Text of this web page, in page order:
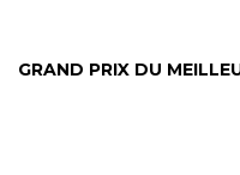
GRAND PRIX DU